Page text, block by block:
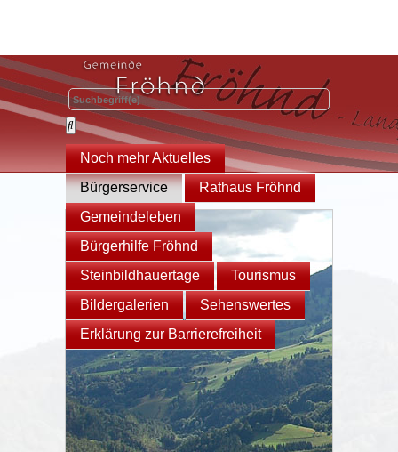
Noch mehr Aktuelles
Bürgerservice
Rathaus Fröhnd
Gemeindeleben
Bürgerhilfe Fröhnd
Steinbildhauertage
Tourismus
Bildergalerien
Sehenswertes
Erklärung zur Barrierefreiheit